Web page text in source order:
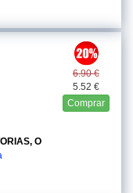
6.90 €
5.52 €
Comprar
O